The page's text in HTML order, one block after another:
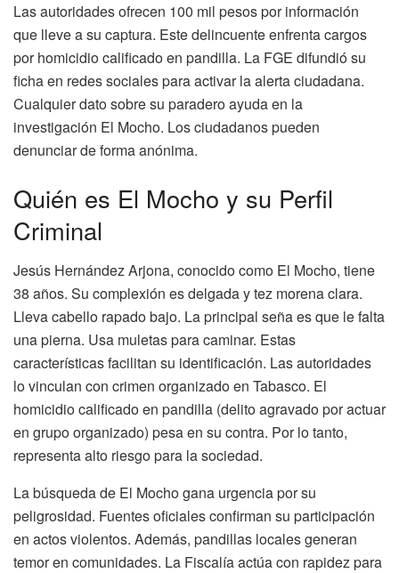
Las autoridades ofrecen 100 mil pesos por información
que lleve a su captura. Este delincuente enfrenta cargos
por homicidio calificado en pandilla. La FGE difundió su
ficha en redes sociales para activar la alerta ciudadana.
Cualquier dato sobre su paradero ayuda en la
investigación El Mocho. Los ciudadanos pueden
denunciar de forma anónima.
Quién es El Mocho y su Perfil
Criminal
Jesús Hernández Arjona, conocido como El Mocho, tiene
38 años. Su complexión es delgada y tez morena clara.
Lleva cabello rapado bajo. La principal seña es que le falta
una pierna. Usa muletas para caminar. Estas
características facilitan su identificación. Las autoridades
lo vinculan con crimen organizado en Tabasco. El
homicidio calificado en pandilla (delito agravado por actuar
en grupo organizado) pesa en su contra. Por lo tanto,
representa alto riesgo para la sociedad.
La búsqueda de El Mocho gana urgencia por su
peligrosidad. Fuentes oficiales confirman su participación
en actos violentos. Además, pandillas locales generan
temor en comunidades. La Fiscalía actúa con rapidez para